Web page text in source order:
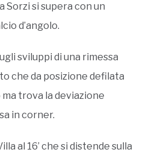
Sorzi si supera con un
d’angolo.
sviluppi di una rimessa
che da posizione defilata
trova la deviazione
in corner.
al 16’ che si distende sulla